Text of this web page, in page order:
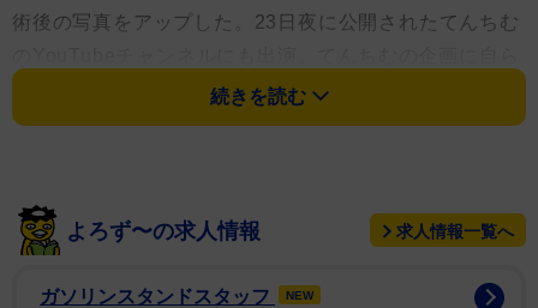
術後の写真をアップした。23日夜に公開されたてんちむ
応募して美容整形手術を受けたことを明かし、手術の様
子を一部〝実況中継〟した。
めかみ脂肪注入、頬とあご下の脂肪吸引、ジョールファ
ット、糸リフト、唇ヒアルロン酸、鼻整形の手術を受け
ることを決定。だが、鼻整形の手術を開始した直後に、
続きを読む
よろず〜の求人情報 求人情報一覧へ
ガソリンスタンドスタッフ NEW